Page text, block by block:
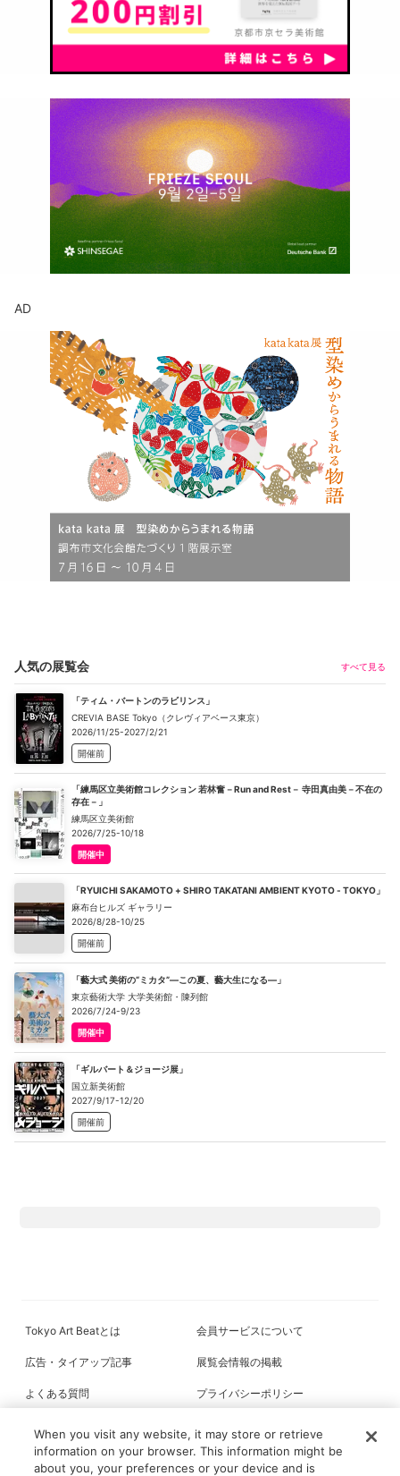
AD
人気の展覧会 すべて見る
「ティム・バートンのラビリンス」
CREVIA BASE Tokyo（クレヴィアベース東京）
2026/11/25-2027/2/21
開催前
「練馬区立美術館コレクション 若林奮－Run and Rest－ 寺田真由美－不在の
存在－」
練馬区立美術館
2026/7/25-10/18
開催中
「RYUICHI SAKAMOTO + SHIRO TAKATANI AMBIENT KYOTO - TOKYO」
麻布台ヒルズ ギャラリー
2026/8/28-10/25
開催前
「藝大式 美術の“ミカタ”―この夏、藝大生になる―」
東京藝術大学 大学美術館・陳列館
2026/7/24-9/23
開催中
「ギルバート＆ジョージ展」
国立新美術館
2027/9/17-12/20
開催前
Tokyo Art Beatとは 会員サービスについて
広告・タイアップ記事 展覧会情報の掲載
よくある質問 プライバシーポリシー
When you visit any website, it may store or retrieve
information on your browser. This information might be
about you, your preferences or your device and is